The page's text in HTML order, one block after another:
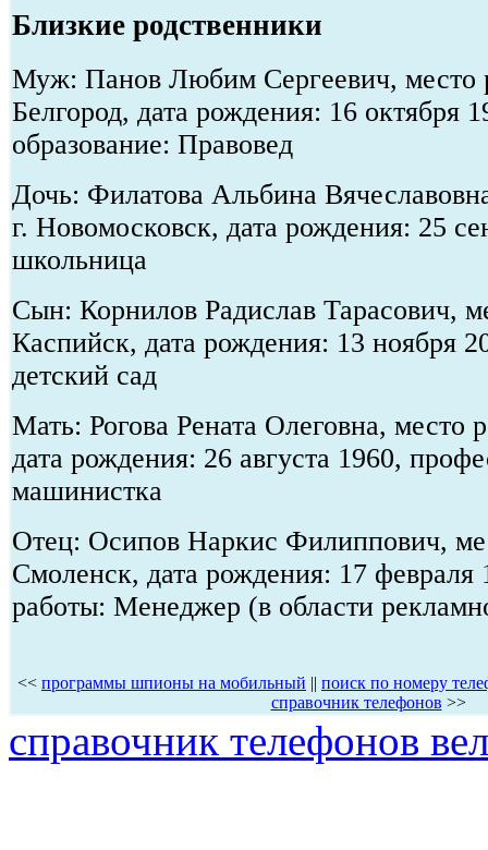
Близкие родственники
Муж: Панов Любим Сергеевич, место
Белгород, дата рождения: 16 октября
образование: Правовед
Дочь: Филатова Альбина
г. Новомосковск, дата рождения: 25
школьница
Сын: Корнилов Радислав Тарасович,
Каспийск, дата рождения: 13 ноября
детский сад
Мать: Рогова Рената Олеговна, место
дата рождения: 26 августа 1960,
машинистка
Отец: Осипов Наркис Филиппович,
Смоленск, дата рождения: 17 февраля
работы: Менеджер (в области
<< программы шпионы на мобильный || поиск по номеру
справочник телефонов >>
справочник телефонов